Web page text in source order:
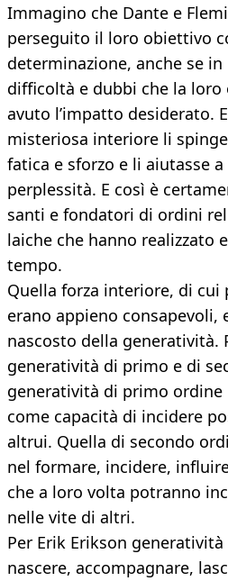
Immagino che Dante e
perseguito il loro obiettivo
determinazione, anche se in
difficoltà e dubbi che la loro
avuto l’impatto desiderato.
misteriosa interiore li
fatica e sforzo e li aiutasse
perplessità. E così è
santi e fondatori di ordini
laiche che hanno realizzato
tempo.
Quella forza interiore, di
erano appieno consapevoli,
nascosto della generatività.
generatività di primo e di
generatività di primo ordine
come capacità di incidere
altrui. Quella di secondo
nel formare, incidere,
che a loro volta potranno
nelle vite di altri.
Per Erik Erikson
nascere, accompagnare,